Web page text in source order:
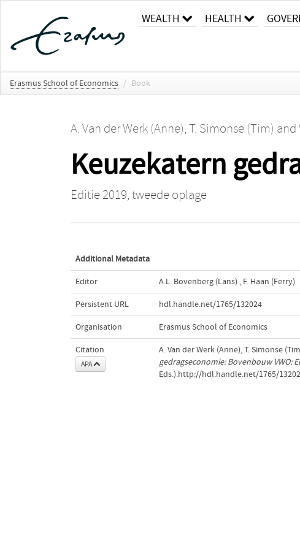
WEALTH HEALTH
Erasmus School of Economics / Book
A. Van der Werk (Anne), T. Simonse (Tim) and
Keuzekatern
Editie 2019, tweede oplage
Additional Metadata
Editor A.L. Bovenberg (Lans) , F. Haan (Ferry)
Persistent URL hdl.handle.net/1765/132024
Organisation Erasmus School of Economics
Citation
APA
A. Van der Werk (Anne), T. Simonse
gedragseconomie: Bovenbouw VWO:
Eds.).http://hdl.handle.net/1765/